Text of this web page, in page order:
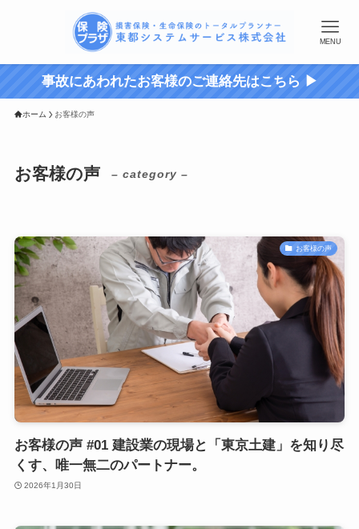
MENU
事故にあわれたお客様のご連絡先はこちら ▶︎
ホーム お客様の声
お客様の声 – category –
お客様の声
お客様の声 #01 建設業の現場と「東京土建」を知り尽
くす、唯一無二のパートナー。
2026年1月30日